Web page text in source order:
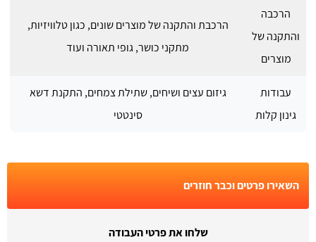
הרכבה
והתקנה של
מוצרים
הרכבת והתקנה של מוצרים שונים, כגון טלוויזיות,
מתקני כושר, גופי תאורה ועוד
עבודות
גינון קלות
גיזום עצים ושיחים, שתילת צמחים, התקנת דשא
סינטטי
השאירו פרטים וכבר חוזרים
שלחו את פרטי העבודה